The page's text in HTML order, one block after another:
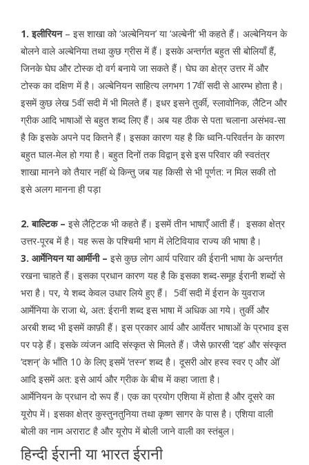
1. इलीरियन– इस शाखा को ‘अल्बेनियन’ या ‘अल्बेनी’ भी कहते हैं। अल्बेनियन के
बोलने वाले अल्बेनिया तथा कुछ ग्रीस में हैं। इसके अन्तर्गत बहुत सी बोलियाँ हैं,
जिनके घेघ और टोस्क दो वर्ग बनाये जा सकते हैं। घेघ का क्षेत्र उत्तर में और
टोस्क का दक्षिण में है। अल्बेनियन साहित्य लगभग 17वीं सदी से आरम्भ होता है।
इसमें कुछ लेख 5वीं सदी में भी मिलते हैं। इधर इसने तुर्की, स्लावोनिक, लैटिन और
ग्रीक आदि भाषाओं से बहुत शब्द लिए हैं। अब यह ठीक से पता चलाना असंभव-सा
है कि इसके अपने पद कितने हैं। इसका कारण यह है कि ध्वनि-परिवर्तन के कारण
बहुत घाल-मेल हो गया है। बहुत दिनों तक विद्वान् इसे इस परिवार की स्वतंत्र
शाखा मानने को तैयार नहीं थे किन्तु जब यह किसी से भी पूर्णत: न मिल सकी तो
इसे अलग मानना ही पड़ा
2. बाल्टिक – इसे लैट्टिक भी कहते हैं। इसमें तीन भाषाएँ आती हैं। इसका क्षेत्र
उत्तर-पूरब में है। यह रूस के पश्चिमी भाग में लेटिवियाव राज्य की भाषा है।
3. आर्मेनियन या आर्मीनी – इसे कुछ लोग आर्य परिवार की ईरानी भाषा के अन्तर्गत
रखना चाहते हैं। इसका प्रधान कारण यह है कि इसका शब्द-समूह ईरानी शब्दों से
भरा है। पर, ये शब्द केवल उधार लिये हुए हैं। 5वीं सदी में ईरान के युवराज
आर्मेनिया के राजा थे, अत: ईरानी शब्द इस भाषा में अधिक आ गये। तुर्की और
अरबी शब्द भी इसमें काफ़ी हैं। इस प्रकार आर्य और आर्येतर भाषाओं के प्रभाव इस
पर पड़े हैं। इसके व्यंजन आदि संस्कृत से मिलते हैं। जैसे फ़ारसी ‘दह’ और संस्कृत
‘दशन्’ के भाँति 10 के लिए इसमें ‘तस्न’ शब्द है। दूसरी ओर हस्व स्वर ए और अेॉ
आदि इसमें अत: इसे आर्य और ग्रीक के बीच में कहा जाता है।
आर्मेनियन के प्रधान दो रूप हैं। एक का प्रयोग एशिया में होता है और दूसरे का
यूरोप में। इसका क्षेत्र कुस्तुनतुनिया तथा कृष्ण सागर के पास है। एशिया वाली
बोली का नाम अराराट है और यूरोप में बोली जाने वाली का स्तंबुल।
हिन्दी ईरानी या भारत ईरानी